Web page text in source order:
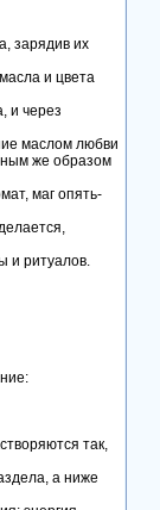
зарядив их
и цвета
и через
маслом любви
же образом
маг опять-
и ритуалов.
так,
а ниже